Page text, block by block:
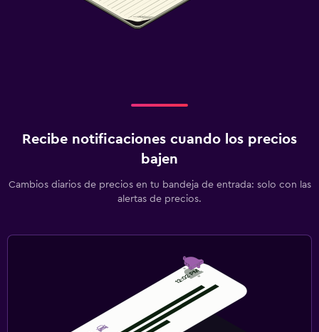
Sistema de entretenimiento
TV por cable o vía satélite
Sala de estar/TV compartida
Recibe notificaciones cuando los precios
bajen
Cambios diarios de precios en tu bandeja de entrada: solo con las
alertas de precios.